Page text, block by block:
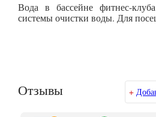
Вода в бассейне фитнес-
системы очистки воды. Для
Отзывы +